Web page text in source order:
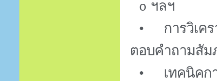
o ฯลฯ
•
การวิเค
ตอบคำถามสั
•
เทคนิค